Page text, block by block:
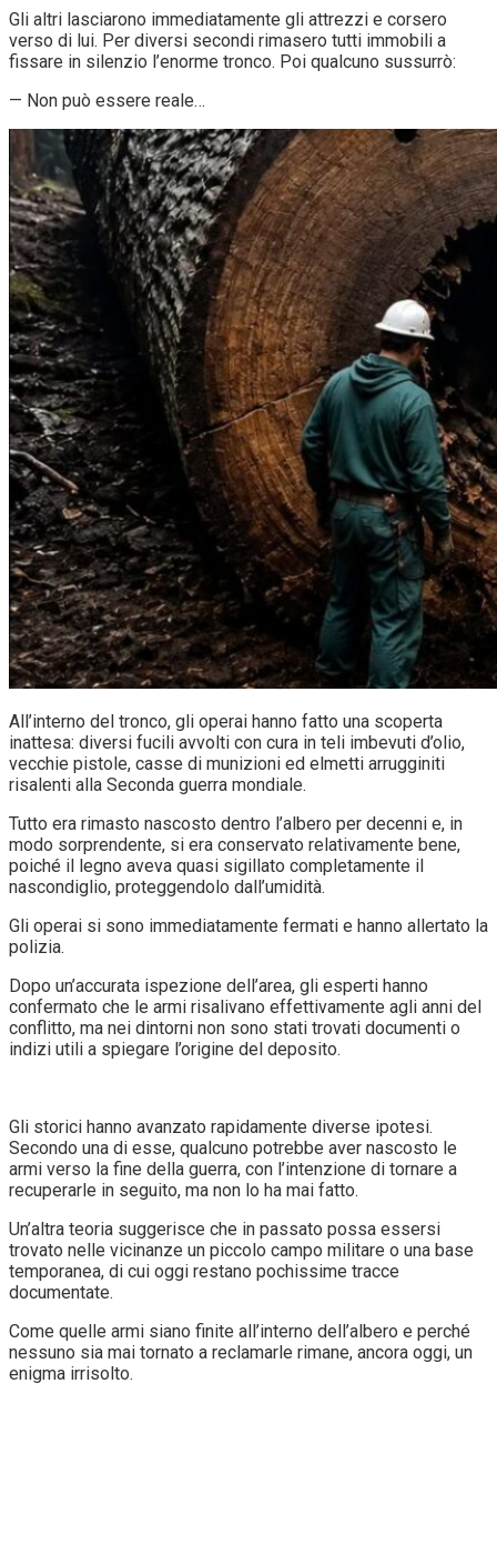
Gli altri lasciarono immediatamente gli attrezzi e corsero
verso di lui. Per diversi secondi rimasero tutti immobili a
fissare in silenzio l’enorme tronco. Poi qualcuno sussurrò:
— Non può essere reale…
All’interno del tronco, gli operai hanno fatto una scoperta
inattesa: diversi fucili avvolti con cura in teli imbevuti d’olio,
vecchie pistole, casse di munizioni ed elmetti arrugginiti
risalenti alla Seconda guerra mondiale.
Tutto era rimasto nascosto dentro l’albero per decenni e, in
modo sorprendente, si era conservato relativamente bene,
poiché il legno aveva quasi sigillato completamente il
nascondiglio, proteggendolo dall’umidità.
Gli operai si sono immediatamente fermati e hanno allertato la
polizia.
Dopo un’accurata ispezione dell’area, gli esperti hanno
confermato che le armi risalivano effettivamente agli anni del
conflitto, ma nei dintorni non sono stati trovati documenti o
indizi utili a spiegare l’origine del deposito.
Gli storici hanno avanzato rapidamente diverse ipotesi.
Secondo una di esse, qualcuno potrebbe aver nascosto le
armi verso la fine della guerra, con l’intenzione di tornare a
recuperarle in seguito, ma non lo ha mai fatto.
Un’altra teoria suggerisce che in passato possa essersi
trovato nelle vicinanze un piccolo campo militare o una base
temporanea, di cui oggi restano pochissime tracce
documentate.
Come quelle armi siano finite all’interno dell’albero e perché
nessuno sia mai tornato a reclamarle rimane, ancora oggi, un
enigma irrisolto.